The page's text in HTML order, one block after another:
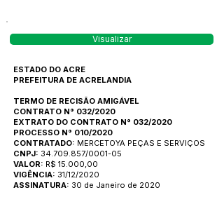
Visualizar
ESTADO DO ACRE
PREFEITURA DE ACRELANDIA
TERMO DE RECISÃO AMIGÁVEL
CONTRATO N° 032/2020
EXTRATO DO CONTRATO N° 032/2020
PROCESSO N° 010/2020
CONTRATADO: MERCETOYA PEÇAS E SERVIÇOS
CNPJ: 34.709.857/0001-05
VALOR: R$ 15.000,00
VIGÊNCIA: 31/12/2020
ASSINATURA: 30 de Janeiro de 2020